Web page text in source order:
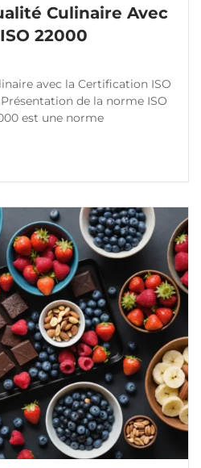
Culinaire Avec
22000
avec la Certification ISO
de la norme ISO
est une norme